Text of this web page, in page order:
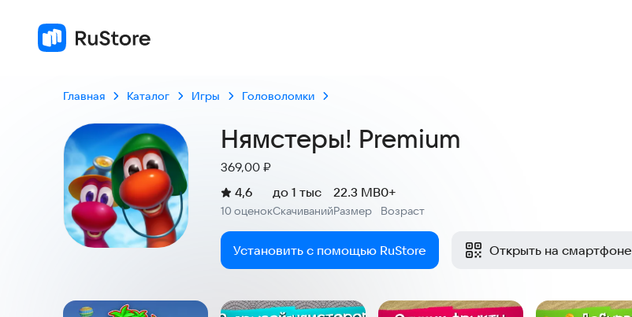
Главная Каталог Игры Головоломки
Нямстеры! Premium
Цена:
369,00 ₽
Рейтинг:
4,6
10 оценокСкачиваний
до 1 тыс
Размер
22.3 MB
Возраст
0+
Установить с помощью RuStore Открыть на смартфоне
Скриншоты